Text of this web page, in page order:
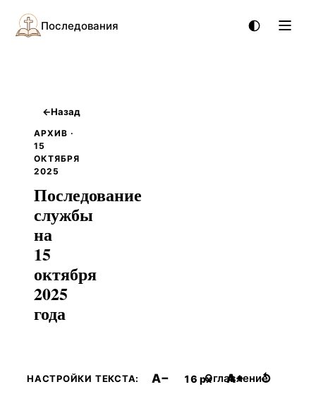
Последования
←Назад
АРХИВ ·
15
ОКТЯБРЯ
2025
Последование
службы
на
15
октября
2025
года
НАСТРОЙКИ ТЕКСТА: A− 16 px A+ ↺
Оглавление